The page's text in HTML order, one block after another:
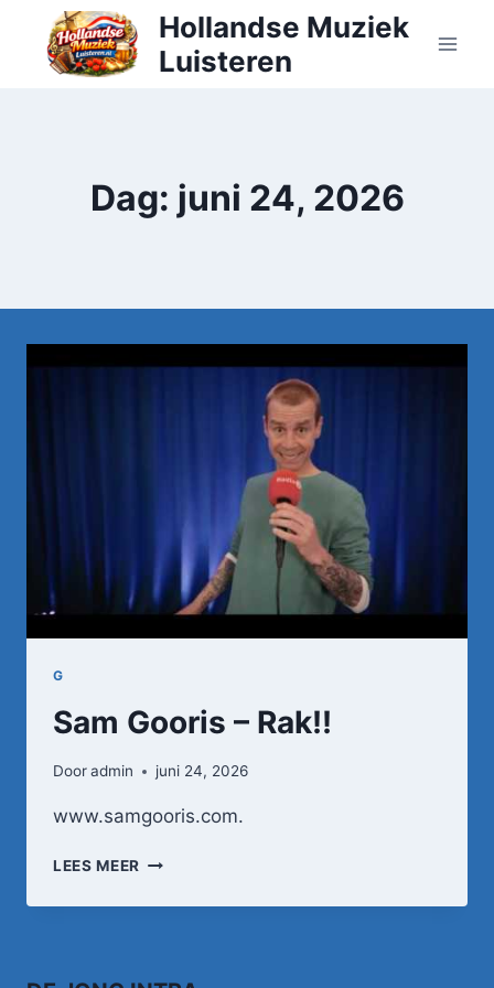
Doorgaan
inhoud
Hollandse Muziek
Luisteren
Dag: juni 24, 2026
G
Sam Gooris – Rak!!
Dooradmin juni 24, 2026
www.samgooris.com.
LEES MEER SAM
–